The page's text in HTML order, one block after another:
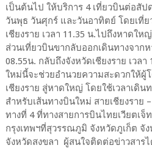
เป็นต้นไป ให้บริการ 4 เที่ยวบินต่อสั
วันพุธ วันศุกร์ และวันอาทิตย์ โดยเที่
เชียงราย เวลา 11.35 น.ไปถึงหาดให
ส่วนเที่ยวบินขากลับออกเดินทางจาก
08.55น. กลับถึงจังหวัดเชียงราย เวล
ใหม่นี้จะช่วยอำนวยความสะดวกให้ผู้
เชียงราย สู่หาดใหญ่ โดยใช้เวลาเดิ
สำหรับเส้นทางบินใหม่ สายเชียงราย
ทางที่ 4 ที่ทางสายการบินไทยเวียตเจ็
กรุงเทพฯที่สุวรรณภูมิ จังหวัดภูเก็ต จั
จังหวัดสงขลา ผู้สนใจติดต่อข่าวสารไ